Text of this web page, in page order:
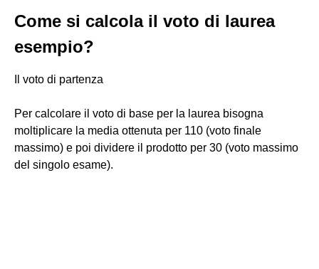
Come si calcola il voto di laurea
esempio?
Il voto di partenza
Per calcolare il voto di base per la laurea bisogna
moltiplicare la media ottenuta per 110 (voto finale
massimo) e poi dividere il prodotto per 30 (voto massimo
del singolo esame).